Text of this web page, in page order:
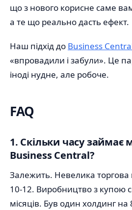
що з нового корисне саме
а те що реально дасть ефект.
Наш підхід до Business
«впровадили і забули». Це
іноді нудне, але робоче.
FAQ
1. Скільки часу займає
Business Central?
Залежить. Невелика
10-12. Виробництво з купою
місяців. Був один холдинг на